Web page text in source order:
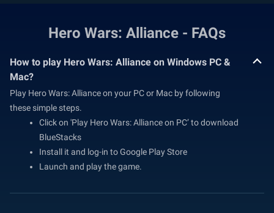
Hero Wars: Alliance - FAQs
How to play Hero Wars: Alliance on Windows PC &
Mac?
Play Hero Wars: Alliance on your PC or Mac by following
these simple steps.
Click on 'Play Hero Wars: Alliance on PC’ to download
BlueStacks
Install it and log-in to Google Play Store
Launch and play the game.